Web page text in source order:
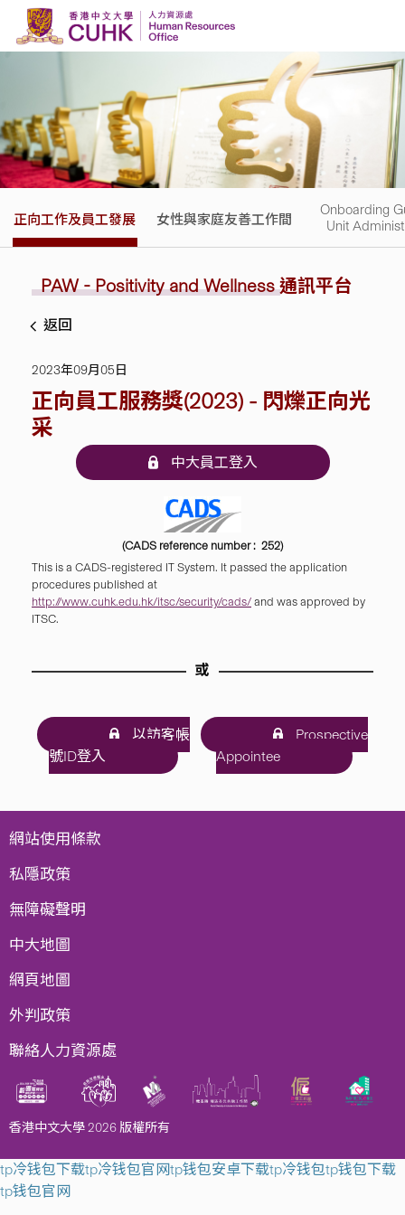
Skip to content
正向工作及員工發展 女性與家庭友善工作間
Onboarding
Unit
PAW - Positivity and Wellness通訊平台
返回
2023年09月05日
正向員工服務獎(2023) - 閃爍正向光
采
中大員工登入
(CADS reference number : 252)
This is a CADS-registered IT System. It passed the application
procedures published at
http://www.cuhk.edu.hk/itsc/security/cads/ and was approved by
ITSC.
或
以訪客帳
號ID登入
Prospective
Appointee
網站使用條款
私隱政策
無障礙聲明
中大地圖
網頁地圖
外判政策
聯絡人力資源處
香港中文大學 2026 版權所有
tp冷钱包下载tp冷钱包官网tp钱包安卓下载tp冷钱包tp钱包下载
tp钱包官网